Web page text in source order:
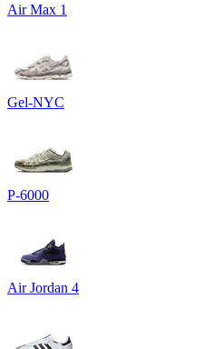
Air Max 1
Gel-NYC
P-6000
Air Jordan 4